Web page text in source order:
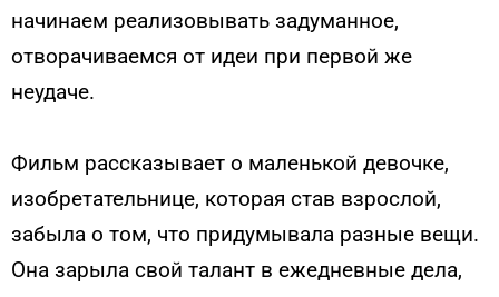
начинаем реализовывать задуманное,
отворачиваемся от идеи при первой же
неудаче.
Фильм рассказывает о маленькой девочке,
изобретательнице, которая став взрослой,
забыла о том, что придумывала разные вещи.
Она зарыла свой талант в ежедневные дела,